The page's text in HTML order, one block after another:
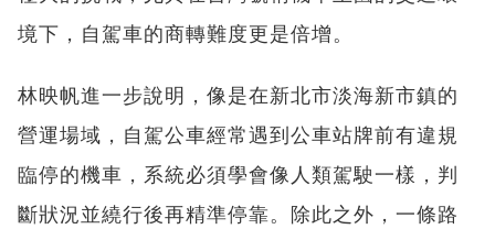
境下，自駕車的商轉難度更是倍增。
林映帆進一步說明，像是在新北市淡海新市鎮的
營運場域，自駕公車經常遇到公車站牌前有違規
臨停的機車，系統必須學會像人類駕駛一樣，判
斷狀況並繞行後再精準停靠。除此之外，一條路